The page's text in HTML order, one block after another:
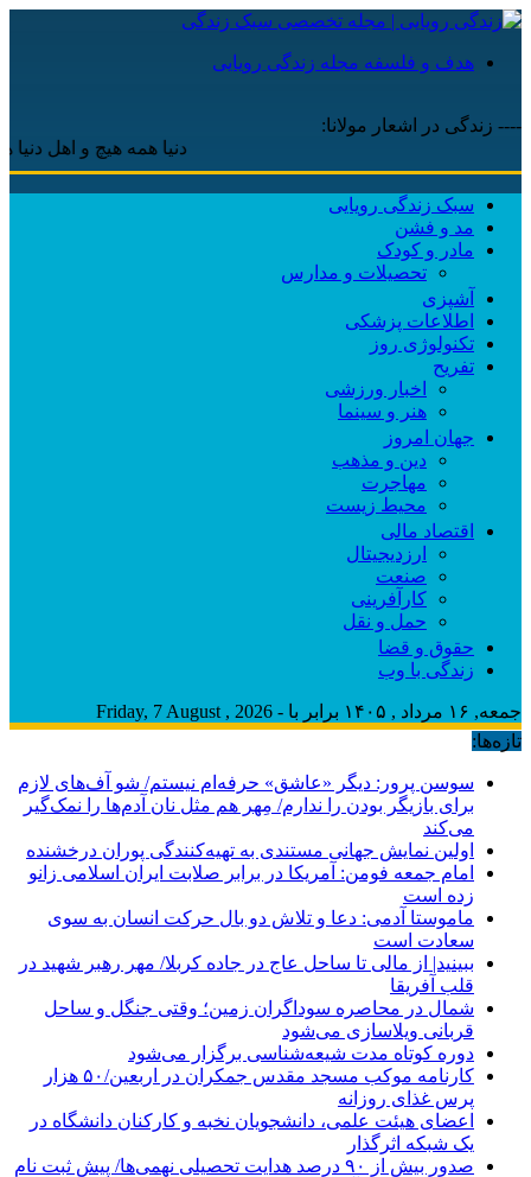
هدف و فلسفه مجله زندگی رویایی
---- زندگی در اشعار مولانا:
دنیا همه هیچ و اهل دنیا همه
سبک زندگی رویایی
مد و فشن
مادر و کودک
تحصیلات و مدارس
آشپزی
اطلاعات پزشکی
تکنولوژی روز
تفریح
اخبار ورزشی
هنر و سینما
جهان امروز
دین و مذهب
مهاجرت
محیط زیست
اقتصاد مالی
ارزدیجیتال
صنعت
کارآفرینی
حمل و نقل
حقوق و قضا
زندگی با وب
جمعه, ۱۶ مرداد , ۱۴۰۵ برابر با - Friday, 7 August , 2026
تازه‌ها:
سوسن پرور: دیگر «عاشق» حرفه‌ام نیستم/ شو آف‌های لازم
برای بازیگر بودن را ندارم/ مِهر هم مثل نان آدم‌ها را نمک‌گیر
می‌کند
اولین نمایش جهانی مستندی به تهیه‌کنندگی پوران درخشنده
امام جمعه فومن: آمریکا در برابر صلابت ایران اسلامی زانو
زده است
ماموستا آدمی: دعا و تلاش دو بال حرکت انسان به سوی
سعادت است
ببینید| از مالی تا ساحل عاج در جاده کربلا/ مهر رهبر شهید در
قلب آفریقا
شمال در محاصره سوداگران زمین؛ وقتی جنگل و ساحل
قربانی ویلاسازی می‌شود
دوره کوتاه مدت شیعه‌شناسی برگزار می‌شود
کارنامه موکب مسجد مقدس جمکران در اربعین/۵۰ هزار
پرس غذای روزانه
اعضای هیئت علمی، دانشجویان نخبه و کارکنان دانشگاه در
یک شبکه‌ اثرگذار
صدور بیش از ۹۰ درصد هدایت تحصیلی نهمی‌ها/ پیش ثبت نام